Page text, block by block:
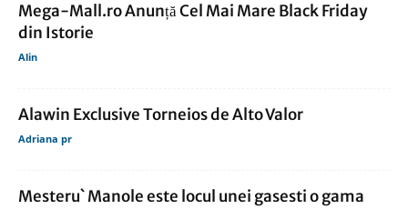
Mega-Mall.ro Anunță Cel Mai Mare Black Friday
din Istorie
Alin
Alawin Exclusive Torneios de Alto Valor
Adriana pr
Mesteru` Manole este locul unei gasesti o gama